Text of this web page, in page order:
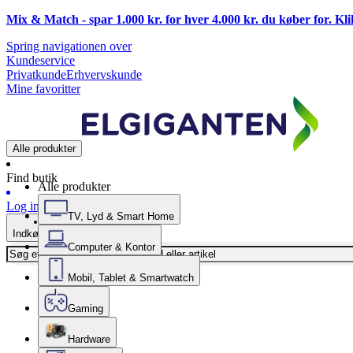
Mix & Match - spar 1.000 kr. for hver 4.000 kr. du køber for.
Spring navigationen over
Kundeservice
PrivatkundeErhvervskunde
Mine favoritter
Alle produkter
Find butik
Log ind
Indkøbskurv
Alle produkter
TV, Lyd & Smart Home
Computer & Kontor
Mobil, Tablet & Smartwatch
Gaming
Hardware